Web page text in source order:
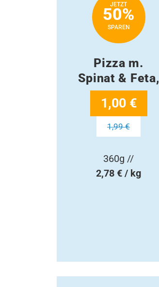
JETZT
50%
SPAREN
Pizza m.
Spinat & Feta,
1,00 €
1,99 €
360g //
2,78 € / kg